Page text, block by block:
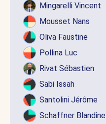
Mingarelli Vincent
Mousset Nans
Oliva Faustine
Pollina Luc
Rivat Sébastien
Sabi Issah
Santolini Jérôme
Schaffner Blandine